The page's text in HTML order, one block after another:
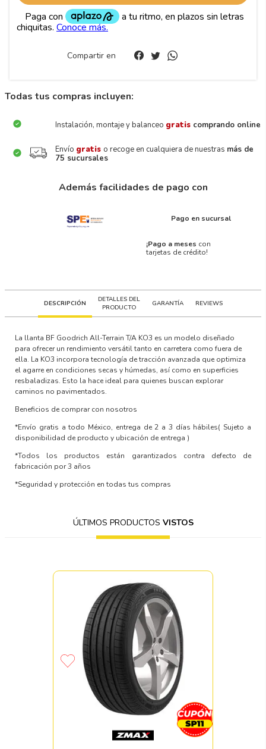
Compartir en
Todas tus compras incluyen:
Instalación, montaje y balanceo gratis comprando online
Envío gratis o recoge en cualquiera de nuestras más de
75 sucursales
Además facilidades de pago con
Pago en sucursal
¡Pago a meses con
tarjetas de crédito!
DESCRIPCIÓN
DETALLES DEL
PRODUCTO
GARANTÍA REVIEWS
La llanta BF Goodrich All-Terrain T/A KO3 es un modelo diseñado
para ofrecer un rendimiento versátil tanto en carretera como fuera de
ella. La KO3 incorpora tecnología de tracción avanzada que optimiza
el agarre en condiciones secas y húmedas, así como en superficies
resbaladizas. Esto la hace ideal para quienes buscan explorar
caminos no pavimentados.
Beneficios de comprar con nosotros
*Envío gratis a todo México, entrega de 2 a 3 días hábiles( Sujeto a
disponibilidad de producto y ubicación de entrega )
*Todos los productos están garantizados contra defecto de
fabricación por 3 años
*Seguridad y protección en todas tus compras
ÚLTIMOS PRODUCTOS VISTOS